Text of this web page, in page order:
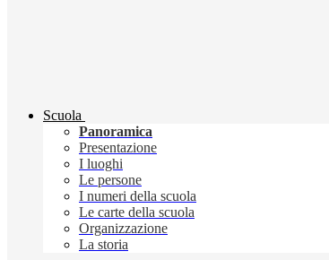
Scuola
Panoramica
Presentazione
I luoghi
Le persone
I numeri della scuola
Le carte della scuola
Organizzazione
La storia